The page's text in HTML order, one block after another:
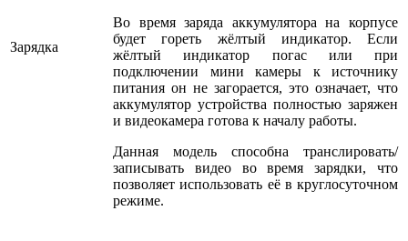
Зарядка
Во время заряда аккумулятора на корпусе
будет гореть жёлтый индикатор. Если
жёлтый индикатор погас или при
подключении мини камеры к источнику
питания он не загорается, это означает, что
аккумулятор устройства полностью заряжен
и видеокамера готова к началу работы.
Данная модель способна транслировать/
записывать видео во время зарядки, что
позволяет использовать её в круглосуточном
режиме.